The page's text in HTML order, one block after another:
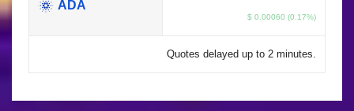
ADA
$ 0.00060 (0.17%)
Quotes delayed up to 2 minutes.